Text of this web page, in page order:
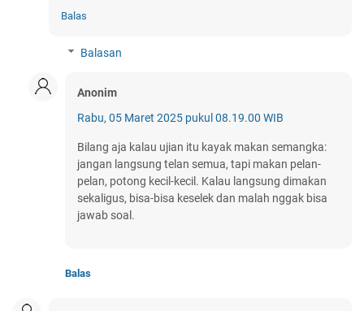
Balas
Balasan
Anonim
Rabu, 05 Maret 2025 pukul 08.19.00 WIB
Bilang aja kalau ujian itu kayak makan semangka:
jangan langsung telan semua, tapi makan pelan-
pelan, potong kecil-kecil. Kalau langsung dimakan
sekaligus, bisa-bisa keselek dan malah nggak bisa
jawab soal.
Balas